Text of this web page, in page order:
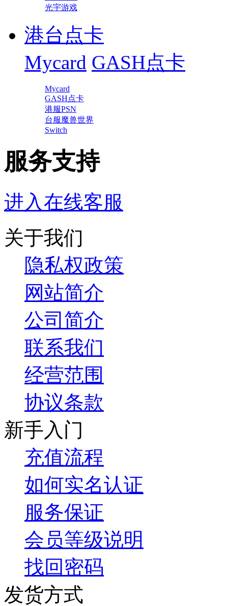
光宇游戏
港台点卡
Mycard GASH点卡
Mycard
GASH点卡
港服PSN
台服魔兽世界
Switch
服务支持
进入在线客服
关于我们
隐私权政策
网站简介
公司简介
联系我们
经营范围
协议条款
新手入门
充值流程
如何实名认证
服务保证
会员等级说明
找回密码
发货方式